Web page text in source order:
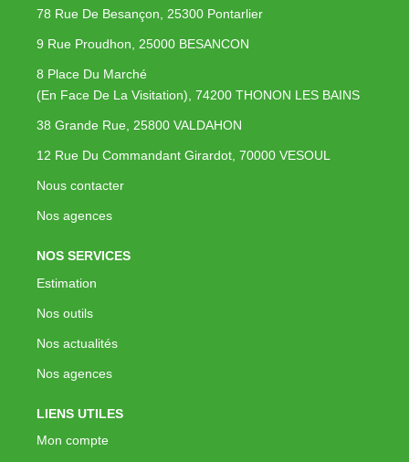
78 Rue De Besançon, 25300 Pontarlier
9 Rue Proudhon, 25000 BESANCON
8 Place Du Marché
(En Face De La Visitation), 74200 THONON LES BAINS
38 Grande Rue, 25800 VALDAHON
12 Rue Du Commandant Girardot, 70000 VESOUL
Nous contacter
Nos agences
NOS SERVICES
Estimation
Nos outils
Nos actualités
Nos agences
LIENS UTILES
Mon compte